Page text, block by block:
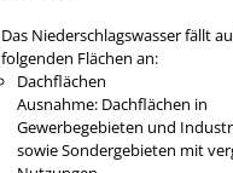
Das Niederschlagswasser fällt
folgenden Flächen an:
Dachflächen
Ausnahme: Dachflächen in
Gewerbegebieten und
sowie Sondergebieten mit ver